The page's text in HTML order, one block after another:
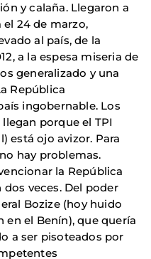
y calaña. Llegaron a
24 de marzo,
al país, de la
a la espesa miseria de
generalizado y una
República
ingobernable. Los
porque el TPI
está ojo avizor. Para
hay problemas.
la República
veces. Del poder
Bozize (hoy huido
en el Benín), que quería
a ser pisoteados por